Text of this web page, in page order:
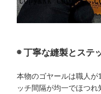
◉ 丁寧な縫製とステ
本物のゴヤールは職人
ッチ間隔が均一でほつれ